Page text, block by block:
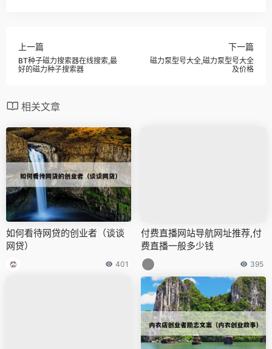
上一篇
BT种子磁力搜索器在线搜索,最
好的磁力种子搜索器
下一篇
磁力泵型号大全,磁力泵型号大全
及价格
相关文章
如何看待网贷的创业者（谈谈
网贷）
401
付费直播网站导航网址推荐,付
费直播一般多少钱
395